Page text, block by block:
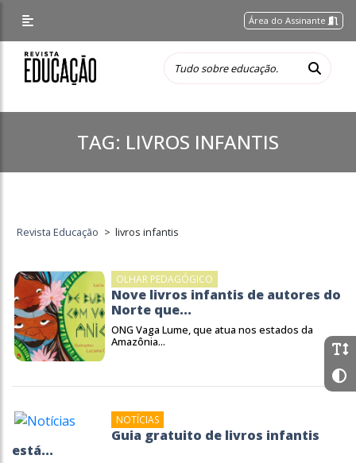
Área do Assinante
TAG: LIVROS INFANTIS
Revista Educação > livros infantis
OLHAR PEDAGÓGICO
Nove livros infantis de autores do
Norte que...
ONG Vaga Lume, que atua nos estados da
Amazônia...
NOTÍCIAS
Guia gratuito de livros infantis
está...